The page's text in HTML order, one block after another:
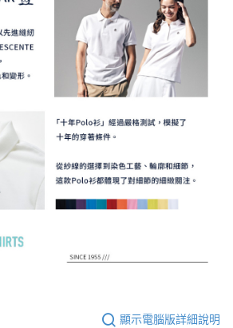
顯示電腦版詳細說明